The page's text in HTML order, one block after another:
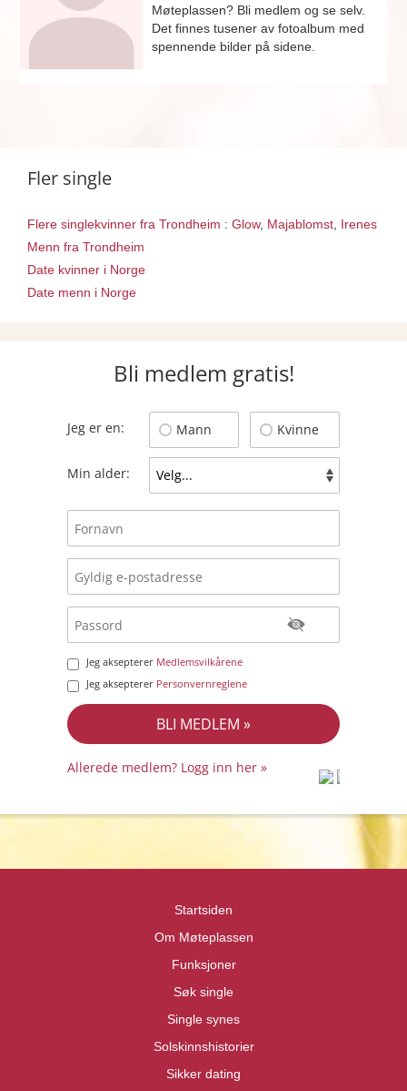
Møteplassen? Bli medlem og se selv.
Det finnes tusener av fotoalbum med
spennende bilder på sidene.
Fler single
Flere singlekvinner fra Trondheim : Glow, Majablomst Irenes
Menn fra Trondheim
Date kvinner i Norge
Date menn i Norge
Bli medlem gratis!
Jeg er en: Mann Kvinne
Min alder:
Jeg aksepterer Medlemsvilkårene
Jeg aksepterer Personvernreglene
Allerede medlem? Logg inn her »
Startsiden
Om Møteplassen
Funksjoner
Søk single
Single synes
Solskinnshistorier
Sikker dating